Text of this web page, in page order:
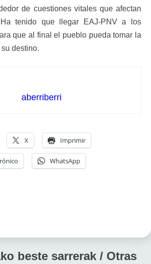
de cuestiones vitales que afectan
tenido que llegar EAJ-PNV a los
que al final el pueblo pueda tomar la
destino.
aberriberri
X Imprimir
WhatsApp
beste sarrerak / Otras